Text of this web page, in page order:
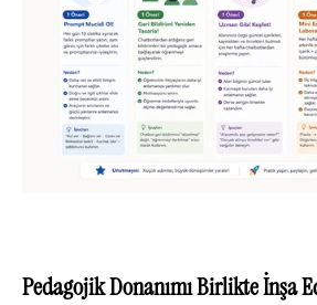
Pedagojik Donanımı Birlikte İnşa